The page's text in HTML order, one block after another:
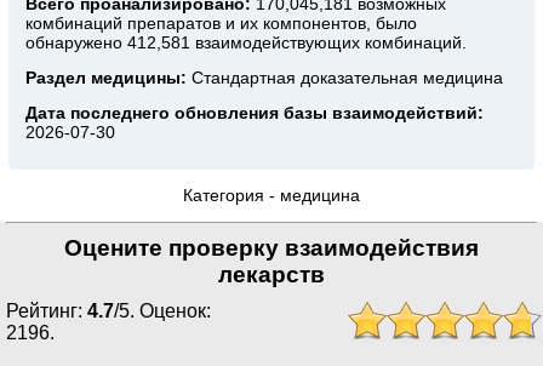
Всего проанализировано: 170,045,181 возможных
комбинаций препаратов и их компонентов, было
обнаружено 412,581 взаимодействующих комбинаций.
Раздел медицины: Стандартная доказательная медицина
Дата последнего обновления базы взаимодействий:
2026-07-30
Категория - медицина
Оцените проверку взаимодействия
лекарств
Рейтинг: 4.7/5. Оценок:
2196.